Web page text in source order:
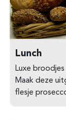
Lunch
Luxe
Maak deze
flesje